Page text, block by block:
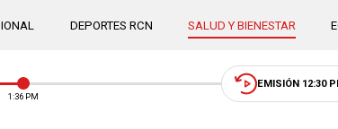
DEPORTES RCN SALUD Y BIENESTAR
1:36 PM
EMISIÓN 12:30